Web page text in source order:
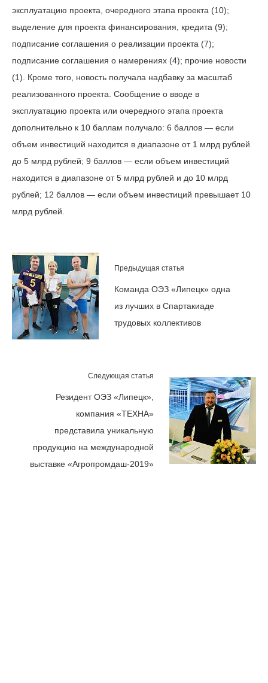
эксплуатацию проекта, очередного этапа проекта (10);
выделение для проекта финансирования, кредита (9);
подписание соглашения о реализации проекта (7);
подписание соглашения о намерениях (4); прочие новости
(1). Кроме того, новость получала надбавку за масштаб
реализованного проекта. Сообщение о вводе в
эксплуатацию проекта или очередного этапа проекта
дополнительно к 10 баллам получало: 6 баллов — если
объем инвестиций находится в диапазоне от 1 млрд рублей
до 5 млрд рублей; 9 баллов — если объем инвестиций
находится в диапазоне от 5 млрд рублей и до 10 млрд
рублей; 12 баллов — если объем инвестиций превышает 10
млрд рублей.
Предыдущая статья
Команда ОЭЗ «Липецк» одна
из лучших в Спартакиаде
трудовых коллективов
Следующая статья
Резидент ОЭЗ «Липецк»,
компания «ТЕХНА»
представила уникальную
продукцию на международной
выставке «Агропромдаш-2019»